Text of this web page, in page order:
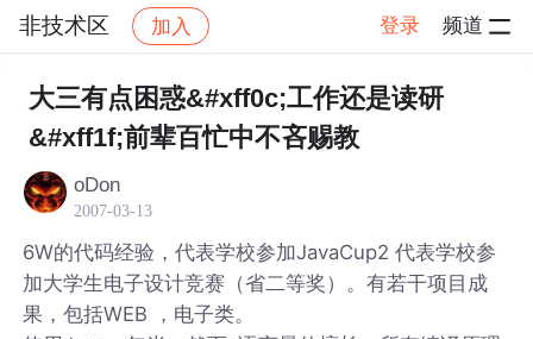
非技术区 加入 登录 频道
社区 非技术区 帖子详情
大三有点困惑&#xff0c;工作还是读研
&#xff1f;前辈百忙中不吝赐教
oDon
2007-03-13
6W的代码经验，代表学校参加JavaCup2 代表学校参
加大学生电子设计竞赛（省二等奖）。有若干项目成
果，包括WEB ，电子类。